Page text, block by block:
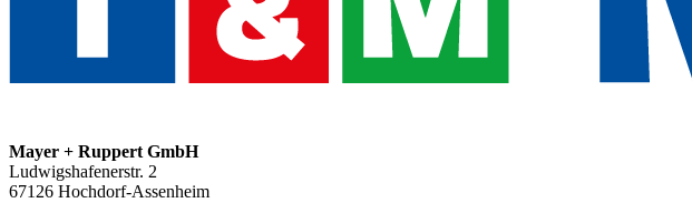
Mayer + Ruppert GmbH
Ludwigshafenerstr. 2
67126 Hochdorf-Assenheim